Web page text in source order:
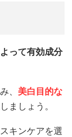
って有効成分
、 美白目的な
ましょう。
キンケアを選